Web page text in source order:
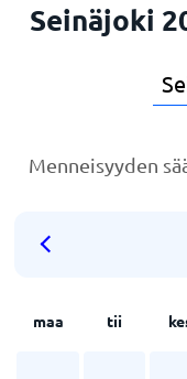
Seinäjoki
Menneisyyden
maa tii